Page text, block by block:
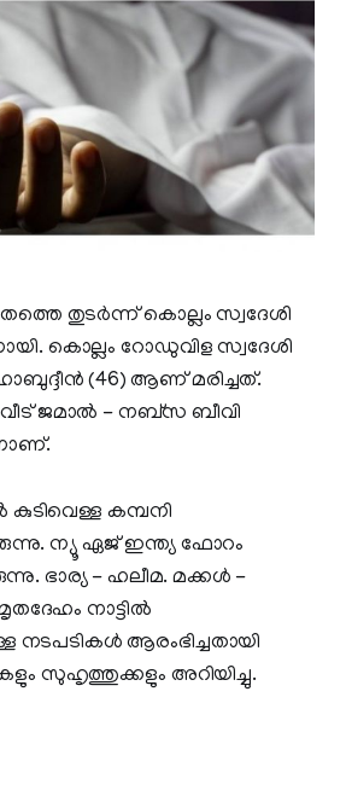
തുടർന്ന് കൊല്ലം സ്വദേശി
കൊല്ലം റോഡുവിള സ്വദേശി
(46) ആണ് മരിച്ചത്.
ജമാൽ - നബ്‍സ ബീവി
കുടിവെള്ള കമ്പനി
ന്യൂ ഏജ് ഇന്ത്യ ഫോറം
ഭാര്യ - ഹലീമ. മക്കള്‍ -
നാട്ടില്‍
ആരംഭിച്ചതായി
സുഹൃത്തുക്കളും അറിയിച്ചു.